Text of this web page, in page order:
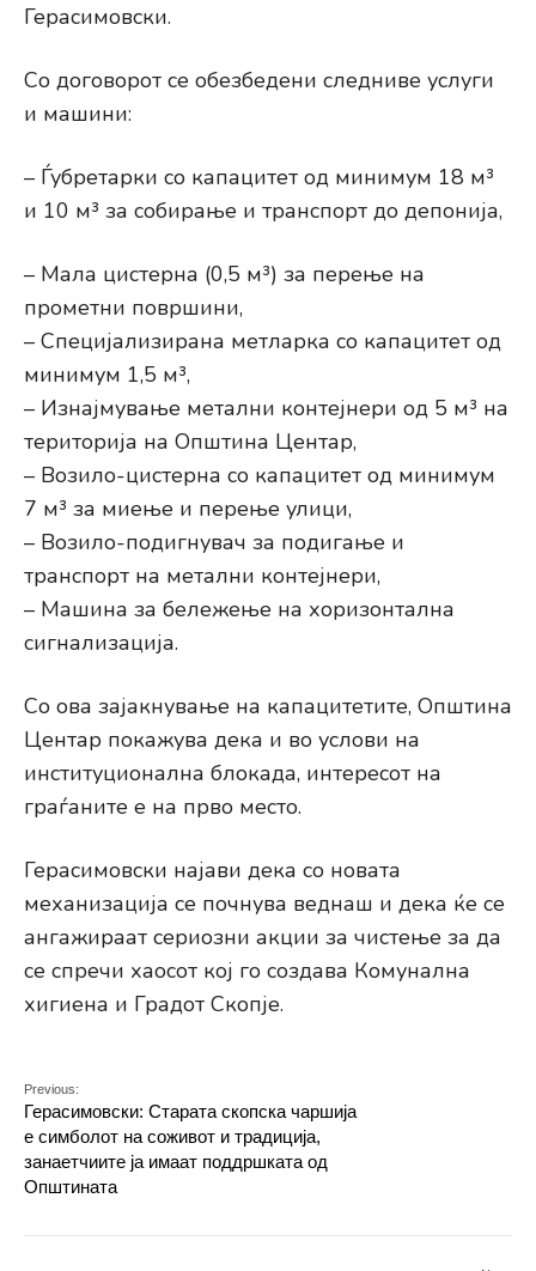
Герасимовски.
Со договорот се обезбедени следниве услуги
и машини:
– Ѓубретарки со капацитет од минимум 18 м³
и 10 м³ за собирање и транспорт до депонија,
– Мала цистерна (0,5 м³) за перење на
прометни површини,
– Специјализирана метларка со капацитет од
минимум 1,5 м³,
– Изнајмување метални контејнери од 5 м³ на
територија на Општина Центар,
– Возило-цистерна со капацитет од минимум
7 м³ за миење и перење улици,
– Возило-подигнувач за подигање и
транспорт на метални контејнери,
– Машина за бележење на хоризонтална
сигнализација.
Со ова зајакнување на капацитетите, Општина
Центар покажува дека и во услови на
институционална блокада, интересот на
граѓаните е на прво место.
Герасимовски најави дека со новата
механизација се почнува веднаш и дека ќе се
ангажираат сериозни акции за чистење за да
се спречи хаосот кој го создава Комунална
хигиена и Градот Скопје.
Previous:
Герасимовски: Старата скопска чаршија
е симболот на соживот и традиција,
занаетчиите ја имаат поддршката од
Општината